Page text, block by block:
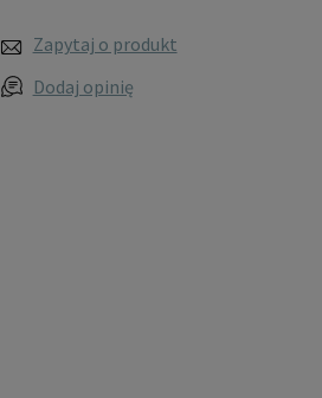
Zapytaj o produkt
Dodaj opinię